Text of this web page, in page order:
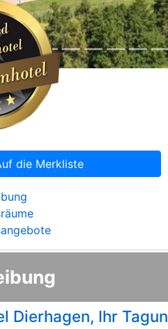
die Merkliste
Dierhagen, Ihr